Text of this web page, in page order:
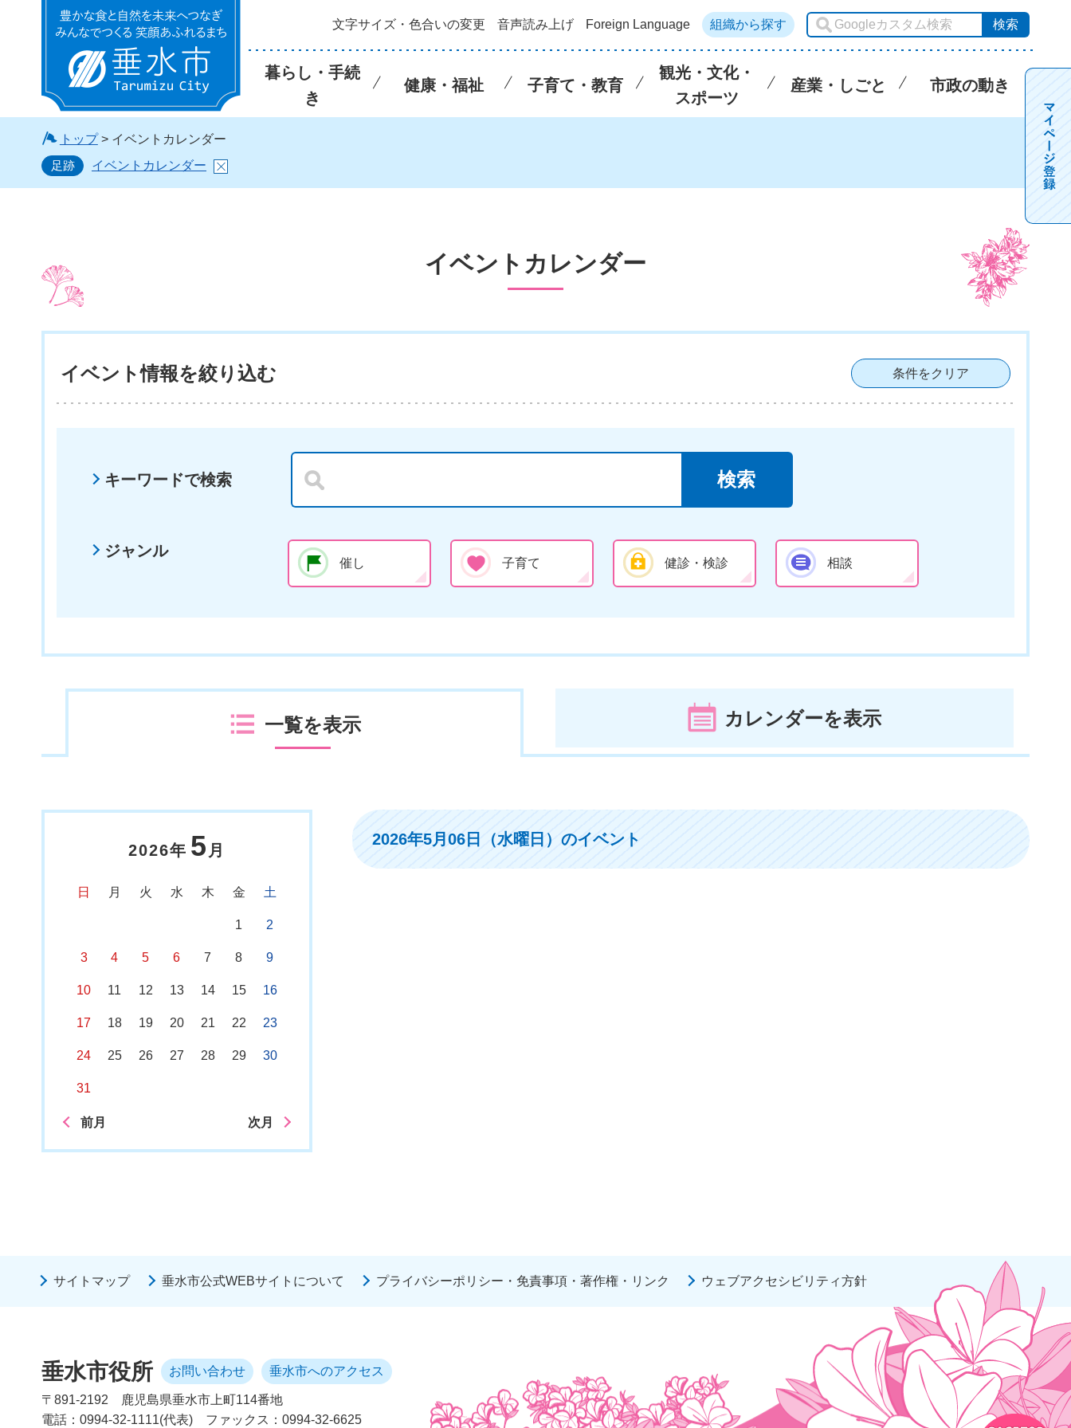
垂水市 文字サイズ・色合いの変更 音声読み上げ Foreign Language 組織から探す
暮らし・手続
き
健康・福祉 子育て・教育
観光・文化・
スポーツ
産業・しごと 市政の動き
トップ> イベントカレンダー
足跡
イベントカレンダー
イベントカレンダー
イベント情報を絞り込む 条件をクリア
キーワードで検索
ジャンル
催し 子育て 健診・検診 相談
一覧を表示 カレンダーを表示
2026年 5 月
日 月 火 水 木 金 土
1 2
3 4 5 6 7 8 9
10 11 12 13 14 15 16
17 18 19 20 21 22 23
24 25 26 27 28 29 30
31
前月 次月
2026年5月06日（水曜日）のイベント
サイトマップ 垂水市公式WEBサイトについて プライバシーポリシー・免責事項・著作権・リンク ウェブアクセシビリティ方針
垂水市役所 お問い合わせ 垂水市へのアクセス
〒891-2192
鹿児島県垂水市上町114番地
電話：0994-32-1111(代表)
ファックス：0994-32-6625